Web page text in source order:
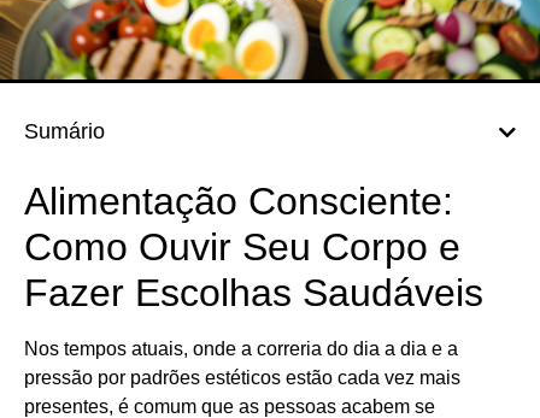
Sumário
Alimentação Consciente:
Como Ouvir Seu Corpo e
Fazer Escolhas Saudáveis
Nos tempos atuais, onde a correria do dia a dia e a
pressão por padrões estéticos estão cada vez mais
presentes, é comum que as pessoas acabem se